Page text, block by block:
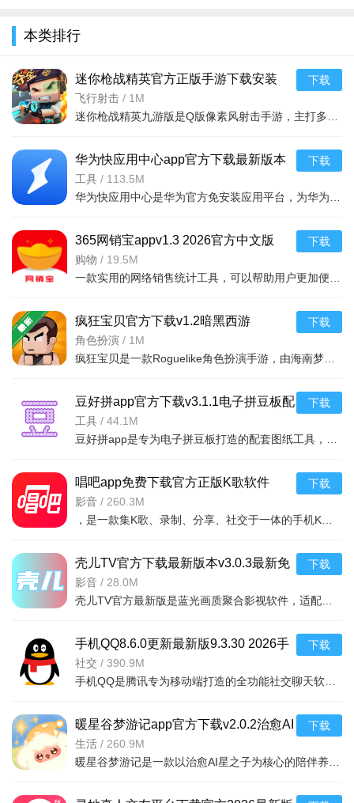
游戏玩法
角切换，瞄准、射击、换弹操作逻辑清晰，新手3秒上手；支持自
定义按键布局，适配移动端操作习惯，精准射击与灵活走位结
合，既满足休闲玩家的娱乐需求，也能让硬核玩家发挥操作实
多元对战模式，策略维度丰富：主打50人同局竞技的大地图
对战，还有5V5枪战对决、狙击对决、据点争夺等排位模式，以
衍生出钩爪位移、重力变化等变体，规则多样不单调。
武器养成与阵容搭配，战力提升有路径：枪械可通过经验卡
升级，提升伤害、精准度等基础属性并解锁配件；局内可拾取榴
弹、能量剑等道具切换战术，近战与远程武器互补；组队对战时
本类排行
迷你枪战精英官方正版手游下载安装
v1.0.75安卓版
飞行射击 / 1M
下载
华为快应用中心app官方下载最新版本
v16.3.1.301安卓版
工具 / 113.5M
下载
365网销宝appv1.3 2026官方中文版
购物 / 19.5M
下载
疯狂宝贝官方下载v1.2暗黑西游
Roguelike手游
角色扮演 / 1M
下载
豆好拼app官方下载v3.1.1电子拼豆板配
套图纸工具
工具 / 44.1M
下载
唱吧app免费下载官方正版K歌软件
v12.72.12026手机版
影音 / 260.3M
下载
壳儿TV官方下载最新版本v3.0.3最新免
费版
影音 / 28.0M
下载
手机QQ8.6.0更新最新版9.3.30 2026手
机版
社交 / 390.9M
下载
暖星谷梦游记app官方下载v2.0.2治愈AI
星之子陪伴养成软件
生活 / 260.9M
下载